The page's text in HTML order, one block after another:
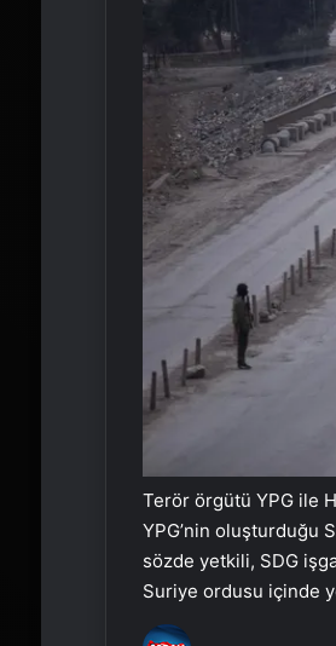
Terör örgütü YPG ile
YPG’nin oluşturduğu
sözde yetkili, SDG
Suriye ordusu içinde